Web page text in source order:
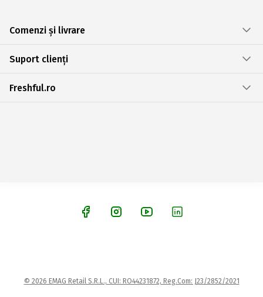
Comenzi și livrare
Suport clienți
Freshful.ro
© 2026 EMAG Retail S.R.L., CUI: RO44231872, Reg.Com: J23/2852/2021